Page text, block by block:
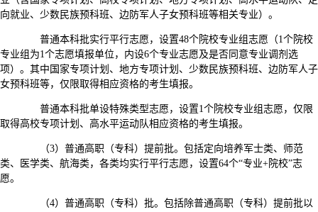
向就业、少数民族预科班、边防军人子女预科班等相关专业）。
普通本科批实行平行志愿，设置48个院校专业组志愿（1个院校
专业组为1个志愿填报单位，内设6个专业志愿及是否同意专业调剂选
项）。其中国家专项计划、地方专项计划、少数民族预科班、边防军人子
女预科班等，仅限取得相应资格的考生填报。
普通本科批单设特殊类型志愿，设置1个院校专业组志愿，仅限
取得高校专项计划、高水平运动队相应资格的考生填报。
（3）普通高职（专科）提前批。包括定向培养军士类、师范
类、医学类、航海类，各类均实行平行志愿，设置64个“专业+院校”志
愿。
（4）普通高职（专科）批。包括除普通高职（专科）提前批以